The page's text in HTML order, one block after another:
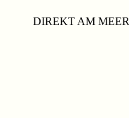
DIREKT AM MEER